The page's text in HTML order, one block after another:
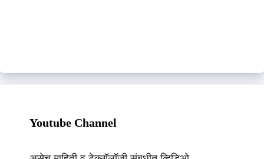
Youtube Channel